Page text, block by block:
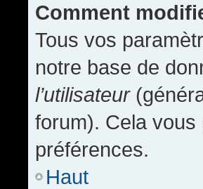
Comment
Tous vos
notre base de
l’utilisateur
forum). Cela
préférences.
Haut